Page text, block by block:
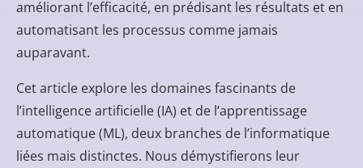
améliorant l’efficacité, en prédisant les résultats et en
automatisant les processus comme jamais
auparavant.
Cet article explore les domaines fascinants de
l’intelligence artificielle (IA) et de l’apprentissage
automatique (ML), deux branches de l’informatique
liées mais distinctes. Nous démystifierons leur